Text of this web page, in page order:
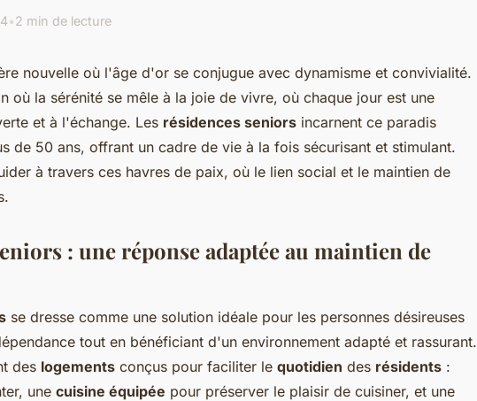
•2 min de lecture
nouvelle où l'âge d'or se conjugue avec dynamisme et convivialité.
où la sérénité se mêle à la joie de vivre, où chaque jour est une
et à l'échange. Les résidences seniors incarnent ce paradis
de 50 ans, offrant un cadre de vie à la fois sécurisant et stimulant.
à travers ces havres de paix, où le lien social et le maintien de
: une réponse adaptée au maintien de
se dresse comme une solution idéale pour les personnes désireuses
tout en bénéficiant d'un environnement adapté et rassurant.
des logements conçus pour faciliter le quotidien des résidents :
une cuisine équipée pour préserver le plaisir de cuisiner, et une